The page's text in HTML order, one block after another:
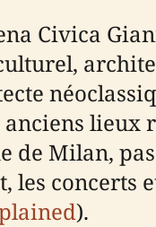
Civica
lieux
Milan,
concerts
).